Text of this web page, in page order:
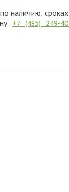
сроках
+7 (495) 249-